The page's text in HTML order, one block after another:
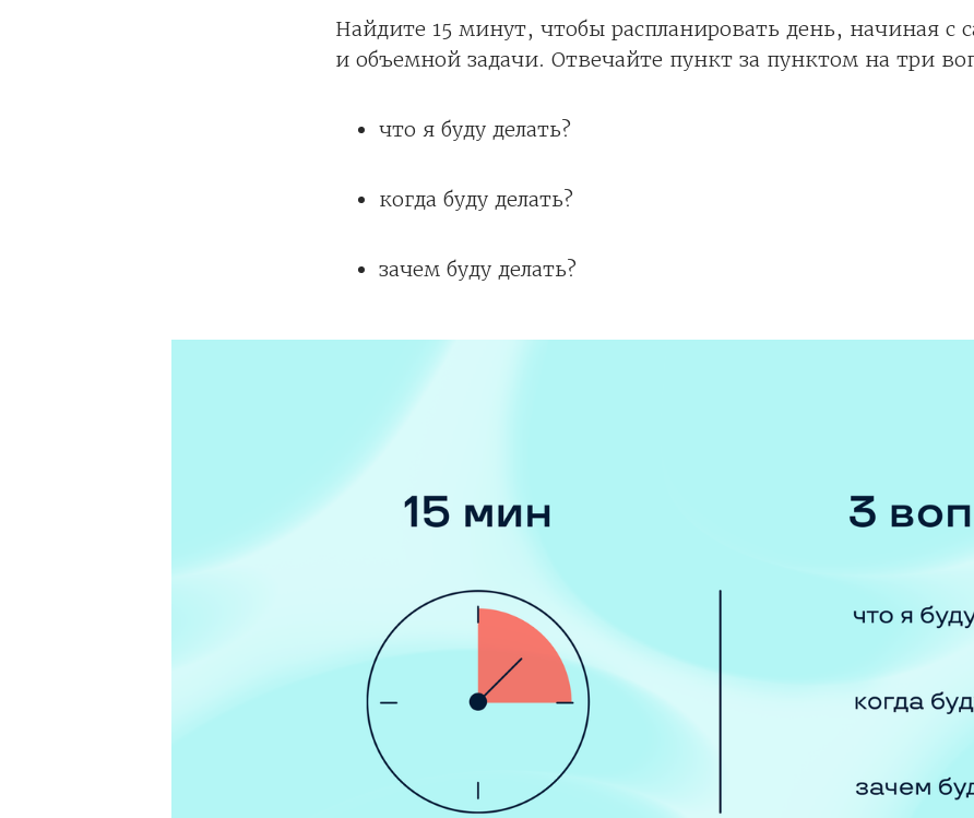
Найдите 15 минут, чтобы распланировать день, начиная с
и объемной задачи. Отвечайте пункт за пунктом на три
что я буду делать?
когда буду делать?
зачем буду делать?